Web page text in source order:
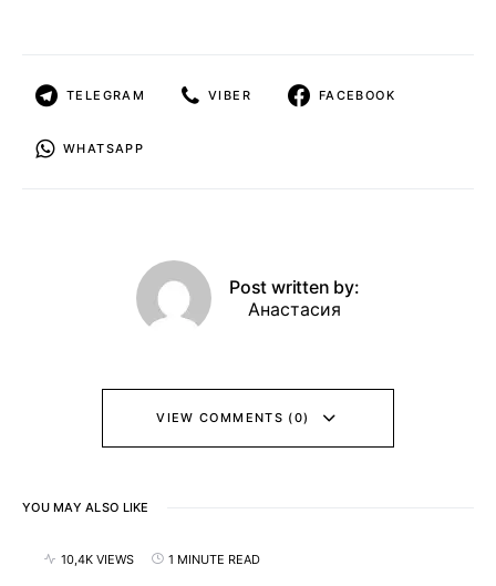
TELEGRAM VIBER FACEBOOK
WHATSAPP
Post written by:
Анастасия
VIEW COMMENTS (0)
YOU MAY ALSO LIKE
10,4K VIEWS 1 MINUTE READ